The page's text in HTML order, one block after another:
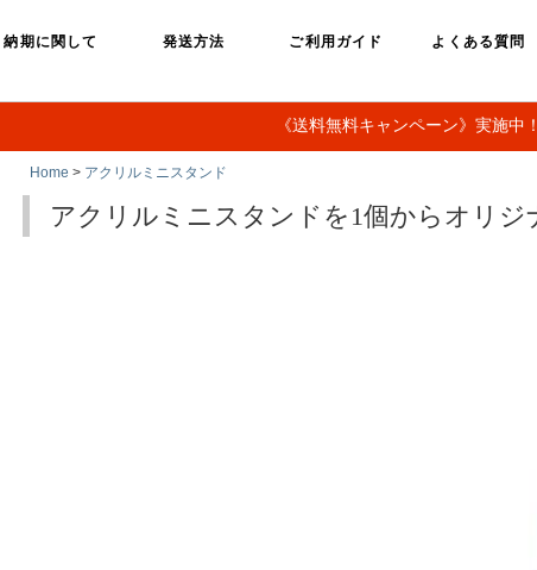
納期に関して 発送方法 ご利用ガイド よくある質問
《送料無料キャンペーン》実施中
Home > アクリルミニスタンド
アクリルミニスタンドを1個からオリジ